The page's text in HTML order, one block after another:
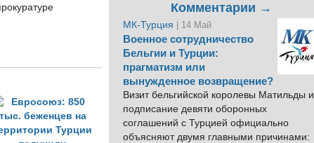
Комментарии →
МК-Турция | 14 Май
Военное сотрудничество
Бельгии и Турции:
прагматизм или
вынужденное возвращение?
Визит бельгийской королевы Матильды и
подписание девяти оборонных
соглашений с Турцией официально
объясняют двумя главными причинами: